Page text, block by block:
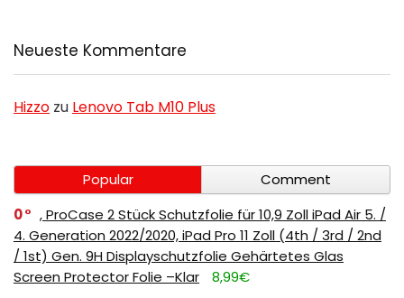
Neueste Kommentare
Hizzo zu Lenovo Tab M10 Plus
Popular
Comment
0
, ProCase 2 Stück Schutzfolie für 10,9 Zoll iPad Air 5. /
4. Generation 2022/2020, iPad Pro 11 Zoll (4th / 3rd / 2nd
/ 1st) Gen. 9H Displayschutzfolie Gehärtetes Glas
Screen Protector Folie –Klar
8,99€